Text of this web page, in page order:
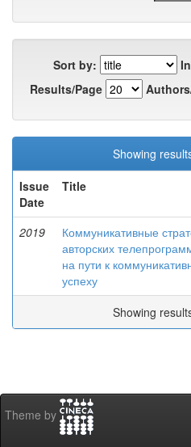
Sort by:
Results/Page
Showing
Issue
Date
Title
2019
Коммуникативные
авторских
на пути к
успеху
Showing
Theme by